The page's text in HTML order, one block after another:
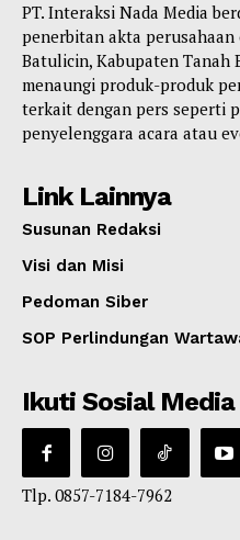
PT. Interaksi Nada Media
penerbitan akta
Batulicin, Kabupaten Tanah
menaungi produk-produk
terkait dengan pers seperti
penyelenggara acara atau
Link Lainnya
Susunan Redaksi
Visi dan Misi
Pedoman Siber
SOP Perlindungan
Ikuti Sosial
Tlp. 0857-7184-7962